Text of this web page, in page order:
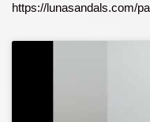
https://lunasandals.com/